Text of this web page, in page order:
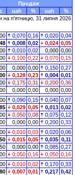
Продаж
uah % uah
%
на п'ятницю, 31 липня 2026
0,070 0,16 0,020 0,04
0,008 0,02 0,024 0,05
0,010 0,02 0,000 0,00
0,100 0,22 0,070 0,15
0,000 0,00 0,150 0,27
0,128 0,23 0,004 0,01
0,175 0,31 0,200 0,36
0,000 0,00 0,000 0,00
0,090 0,15 0,040 0,07
0,029 0,05 0,013 0,02
0,050 0,08 0,075 0,12
0,000 0,00 0,200 0,33
0,010 0,03 0,020 0,06
0,015 0,05 0,035 0,11
0,000 0,00 0,085 0,27
0,050 0,16 0,050 0,16
0,010 0,02 0,170 0,33
0,007 0,01 0,217 0,42